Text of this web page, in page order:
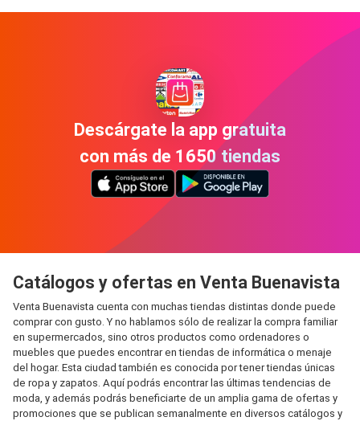
Descárgate la app gratuita
con más de 1650 tiendas
Catálogos y ofertas en Venta Buenavista
Venta Buenavista cuenta con muchas tiendas distintas donde puede
comprar con gusto. Y no hablamos sólo de realizar la compra familiar
en supermercados, sino otros productos como ordenadores o
muebles que puedes encontrar en tiendas de informática o menaje
del hogar. Esta ciudad también es conocida por tener tiendas únicas
de ropa y zapatos. Aquí podrás encontrar las últimas tendencias de
moda, y además podrás beneficiarte de un amplia gama de ofertas y
promociones que se publican semanalmente en diversos catálogos y